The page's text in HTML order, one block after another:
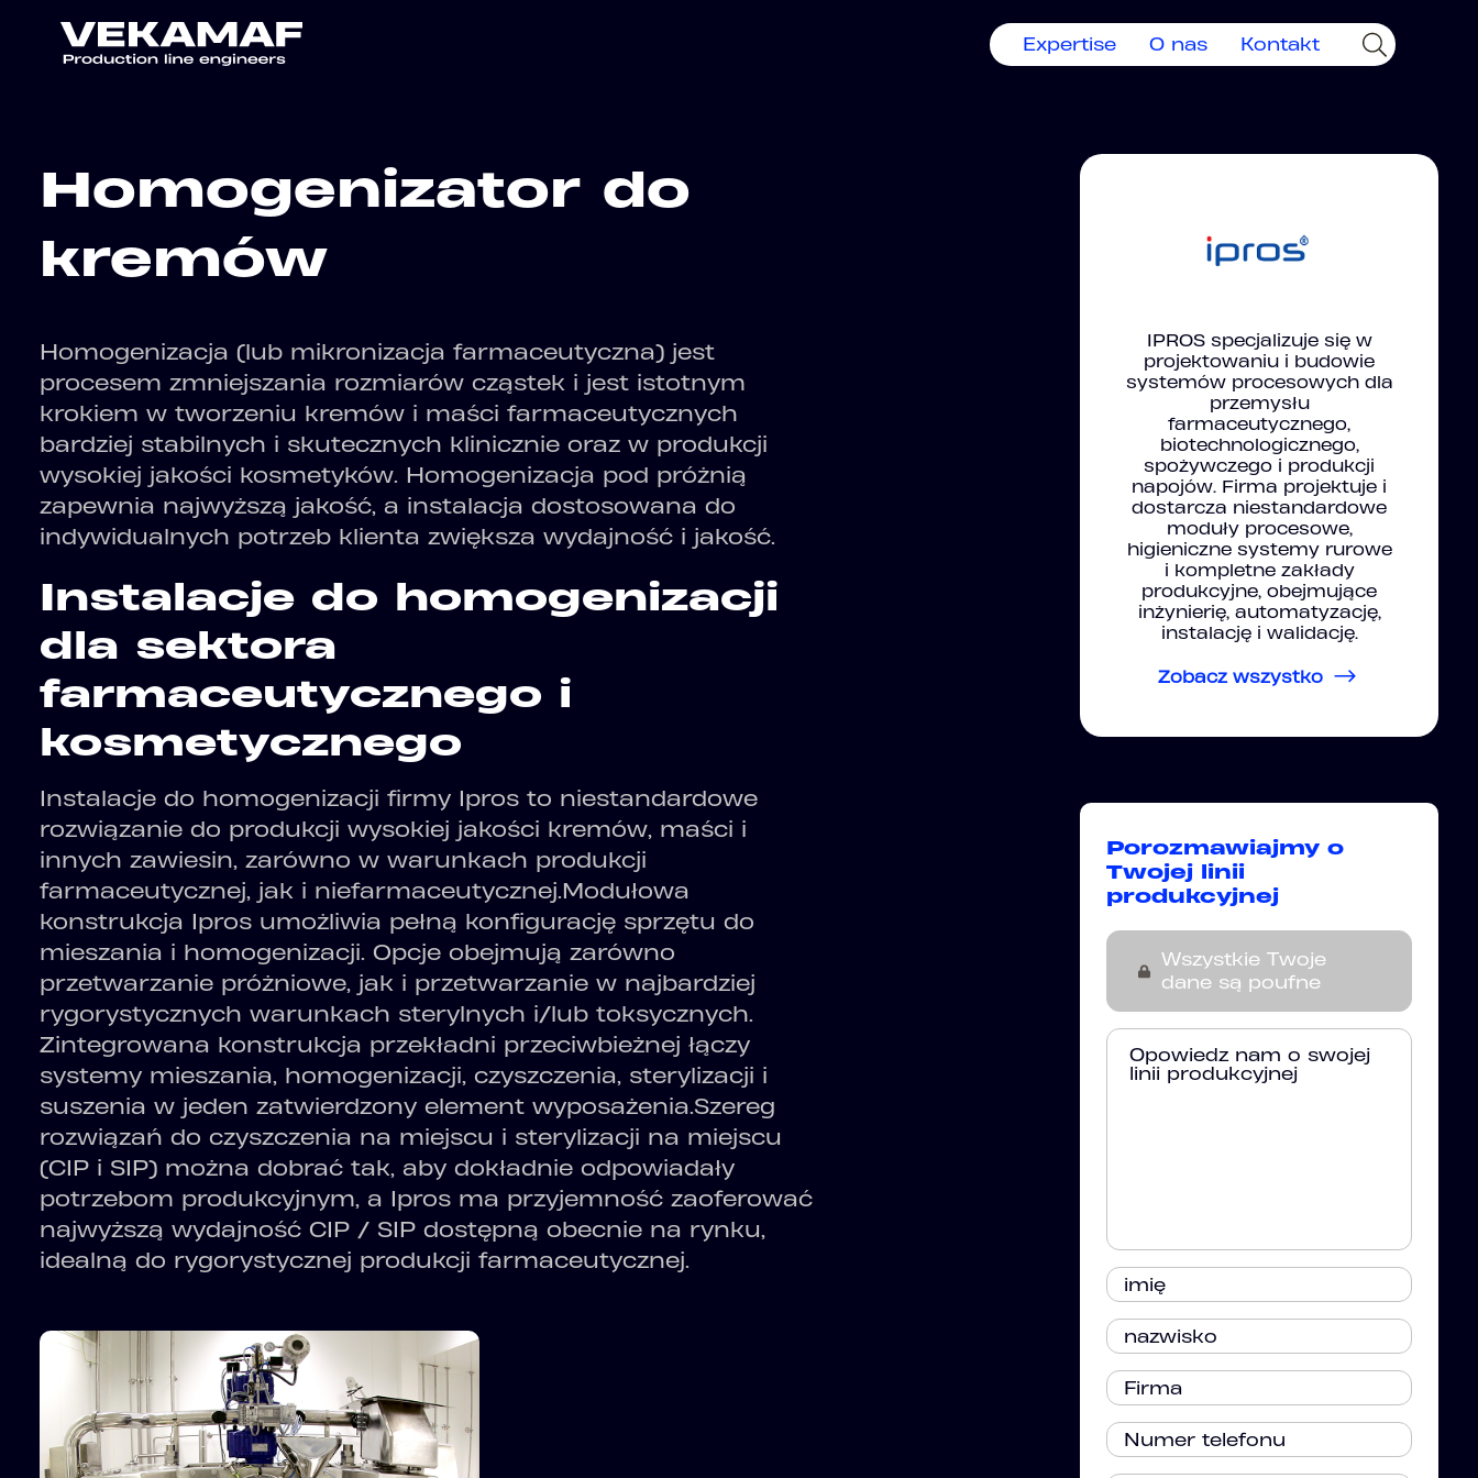
Expertise O nas Kontakt
Homogenizator do
kremów
Homogenizacja (lub mikronizacja farmaceutyczna) jest
procesem zmniejszania rozmiarów cząstek i jest istotnym
krokiem w tworzeniu kremów i maści farmaceutycznych
bardziej stabilnych i skutecznych klinicznie oraz w produkcji
wysokiej jakości kosmetyków. Homogenizacja pod próżnią
zapewnia najwyższą jakość, a instalacja dostosowana do
indywidualnych potrzeb klienta zwiększa wydajność i jakość.
Instalacje do homogenizacji
dla sektora
farmaceutycznego i
kosmetycznego
Instalacje do homogenizacji firmy Ipros to niestandardowe
rozwiązanie do produkcji wysokiej jakości kremów, maści i
innych zawiesin, zarówno w warunkach produkcji
farmaceutycznej, jak i niefarmaceutycznej.Modułowa
konstrukcja Ipros umożliwia pełną konfigurację sprzętu do
mieszania i homogenizacji. Opcje obejmują zarówno
przetwarzanie próżniowe, jak i przetwarzanie w najbardziej
rygorystycznych warunkach sterylnych i/lub toksycznych.
Zintegrowana konstrukcja przekładni przeciwbieżnej łączy
systemy mieszania, homogenizacji, czyszczenia, sterylizacji i
suszenia w jeden zatwierdzony element wyposażenia.Szereg
rozwiązań do czyszczenia na miejscu i sterylizacji na miejscu
(CIP i SIP) można dobrać tak, aby dokładnie odpowiadały
potrzebom produkcyjnym, a Ipros ma przyjemność zaoferować
najwyższą wydajność CIP / SIP dostępną obecnie na rynku,
idealną do rygorystycznej produkcji farmaceutycznej.
IPROS specjalizuje się w
projektowaniu i budowie
systemów procesowych dla
przemysłu
farmaceutycznego,
biotechnologicznego,
spożywczego i produkcji
napojów. Firma projektuje i
dostarcza niestandardowe
moduły procesowe,
higieniczne systemy rurowe
i kompletne zakłady
produkcyjne, obejmujące
inżynierię, automatyzację,
instalację i walidację.
Zobacz wszystko
Porozmawiajmy o
Twojej linii
produkcyjnej
Wszystkie Twoje
dane są poufne